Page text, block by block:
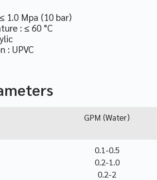
1.0 Mpa (10 bar)
: ≤ 60 °C
: UPVC
GPM (Water)
0.1-0.5
0.2-1.0
0.2-2